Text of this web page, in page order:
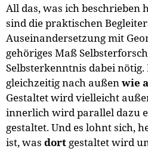
All das, was ich beschrieben
sind die praktischen
Auseinandersetzung mit
gehöriges Maß
Selbsterkenntnis dabei
gleichzeitig nach außenwie
Gestaltet wird vielleicht
innerlich wird parallel dazu
gestaltet. Und es lohnt sich,
ist, was dort gestaltet wird